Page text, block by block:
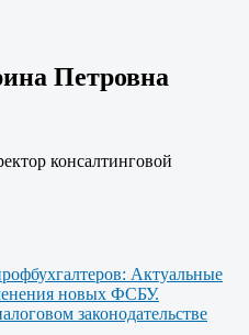
Петровна
консалтинговой
Актуальные
новых ФСБУ.
законодательстве